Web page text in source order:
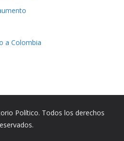
a Colombia
Político. Todos los derechos